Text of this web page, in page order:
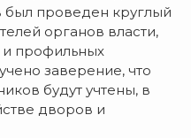
был проведен круглый
органов власти,
и профильных
заверение, что
будут учтены, в
дворов и